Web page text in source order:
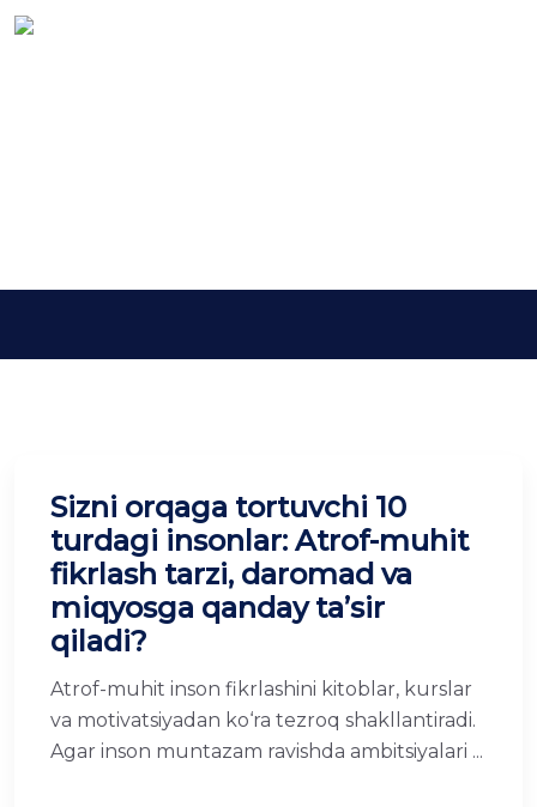
Sizni orqaga tortuvchi 10
turdagi insonlar: Atrof-muhit
fikrlash tarzi, daromad va
miqyosga qanday ta’sir
qiladi?
Atrof-muhit inson fikrlashini kitoblar, kurslar
va motivatsiyadan ko‘ra tezroq shakllantiradi.
Agar inson muntazam ravishda ambitsiyalari ...